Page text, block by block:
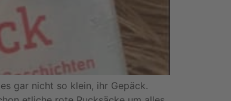
gar nicht so klein, ihr Gepäck.